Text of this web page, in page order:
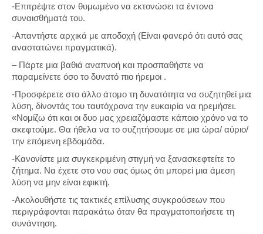
-Επιτρέψτε στον θυμωμένο να εκτονώσει τα έντονα
συναισθήματά του.
-Απαντήστε αρχικά με αποδοχή (Είναι φανερό ότι αυτό σας
αναστατώνει πραγματικά).
– Πάρτε μια βαθιά αναπνοή και προσπαθήστε να
παραμείνετε όσο το δυνατό πιο ήρεμοι .
-Προσφέρετε στο άλλο άτομο τη δυνατότητα να συζητηθεί μια
λύση, δίνοντάς του ταυτόχρονα την ευκαιρία να ηρεμήσει.
«Νομίζω ότι και οι δυο μας χρειαζόμαστε κάποιο χρόνο να το
σκεφτούμε. Θα ήθελα να το συζητήσουμε σε μια ώρα/ αύριο/
την επόμενη εβδομάδα.
-Κανονίστε μια συγκεκριμένη στιγμή να ξανασκεφτείτε το
ζήτημα. Να έχετε στο νου σας όμως ότι μπορεί μια άμεση
λύση να μην είναι εφικτή.
-Ακολουθήστε τις τακτικές επίλυσης συγκρούσεων που
περιγράφονται παρακάτω όταν θα πραγματοποιήσετε τη
συνάντηση.